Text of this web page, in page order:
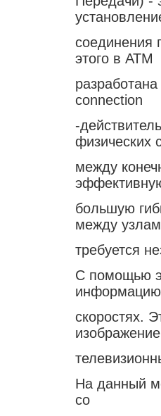
соединения
этого в ATM
connection
-
физических
между
большую
между
требуется
С помощью
скоростях.
На данный
со